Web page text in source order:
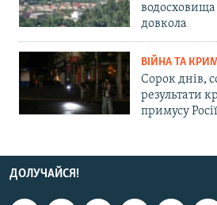
водосховища
довкола
ВІЙНА ТА
Сорок днів,
результати
примусу
ДОЛУЧАЙСЯ!